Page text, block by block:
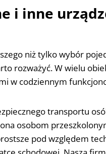
i inne
niż tylko wybór
rozważyć. W wielu
w codziennym
transportu
osobom
pod względem